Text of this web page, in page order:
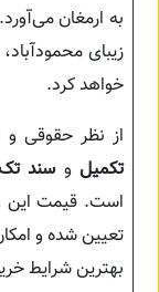
زیبای
خواهد کرد.
از نظر حقوقی و
تکمیلو سند
است. قیمت این
تعیین شده و
بهترین شرایط